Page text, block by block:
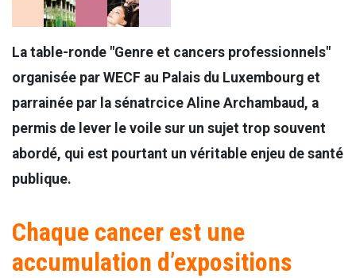
La table-ronde "Genre et cancers professionnels"
organisée par WECF au Palais du Luxembourg et
parrainée par la sénatrcice Aline Archambaud, a
permis de lever le voile sur un sujet trop souvent
abordé, qui est pourtant un véritable enjeu de santé
publique.
Chaque cancer est une
accumulation d’expositions